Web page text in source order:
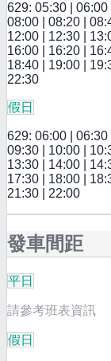
629: 05:30 | 06:00
08:00 | 08:20 |
12:00 | 12:30 |
16:00 | 16:20 |
18:40 | 19:00 |
22:30
假日
629: 06:00 | 06:30
09:30 | 10:00 |
13:30 | 14:00 |
17:30 | 18:00 |
21:30 | 22:00
發車間距
平日
請參考班表資訊
假日